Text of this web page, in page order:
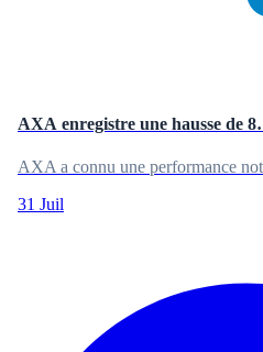
AXA enregistre une hausse de
AXA a connu une performance
31 Juil